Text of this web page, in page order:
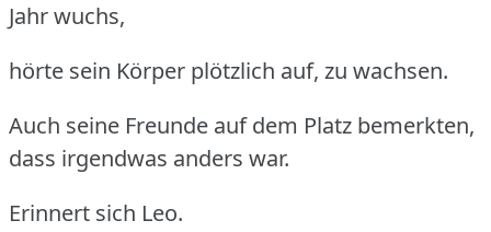
Jahr wuchs,
hörte sein Körper plötzlich auf, zu wachsen.
Auch seine Freunde auf dem Platz bemerkten,
dass irgendwas anders war.
Erinnert sich Leo.